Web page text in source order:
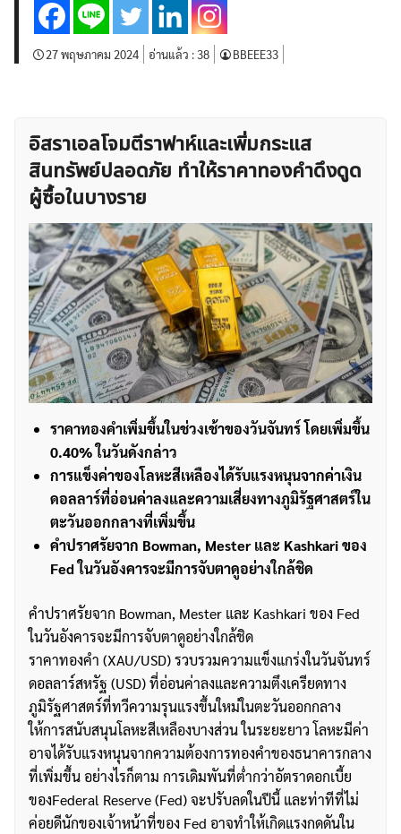
กองทุน Forex
ฟรี EA
27 พฤษภาคม 2024 อ่านแล้ว :38 BBEEE33
อิสราเอลโจมตีราฟาห์และเพิ่มกระแส
สินทรัพย์ปลอดภัย ทำให้ราคาทองคำดึงดูด
ผู้ซื้อในบางราย
ราคาทองคำเพิ่มขึ้นในช่วงเช้าของวันจันทร์ โดยเพิ่มขึ้น
0.40% ในวันดังกล่าว
การแข็งค่าของโลหะสีเหลืองได้รับแรงหนุนจากค่าเงิน
ดอลลาร์ที่อ่อนค่าลงและความเสี่ยงทางภูมิรัฐศาสตร์ใน
ตะวันออกกลางที่เพิ่มขึ้น
คำปราศรัยจาก Bowman, Mester และ Kashkari ของ
Fed ในวันอังคารจะมีการจับตาดูอย่างใกล้ชิด
คำปราศรัยจาก Bowman, Mester และ Kashkari ของ Fed
ในวันอังคารจะมีการจับตาดูอย่างใกล้ชิด
ราคาทองคำ (XAU/USD) รวบรวมความแข็งแกร่งในวันจันทร์
ดอลลาร์สหรัฐ (USD) ที่อ่อนค่าลงและความตึงเครียดทาง
ภูมิรัฐศาสตร์ที่ทวีความรุนแรงขึ้นใหม่ในตะวันออกกลาง
ให้การสนับสนุนโลหะสีเหลืองบางส่วน ในระยะยาว โลหะมีค่า
อาจได้รับแรงหนุนจากความต้องการทองคำของธนาคารกลาง
ที่เพิ่มขึ้น อย่างไรก็ตาม การเดิมพันที่ต่ำกว่าอัตราดอกเบี้ย
ของFederal Reserve (Fed) จะปรับลดในปีนี้ และท่าทีที่ไม่
ค่อยดีนักของเจ้าหน้าที่ของ Fed อาจทำให้เกิดแรงกดดันใน